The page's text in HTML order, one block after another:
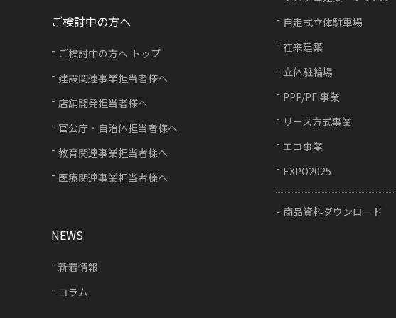
自走式立体駐車場
在来建築
立体駐輪場
PPP/PFI事業
リース方式事業
エコ事業
EXPO2025
商品資料ダウンロード
ご検討中の方へ
ご検討中の方へ トップ
建設関連事業担当者様へ
店舗開発担当者様へ
官公庁・自治体担当者様へ
教育関連事業担当者様へ
医療関連事業担当者様へ
NEWS
新着情報
コラム